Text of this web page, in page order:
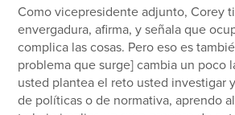
Como vicepresidente adjunto, Corey
envergadura, afirma, y señala que
complica las cosas. Pero eso es
problema que surge] cambia un poco
usted plantea el reto usted investigar
de políticas o de normativa, aprendo